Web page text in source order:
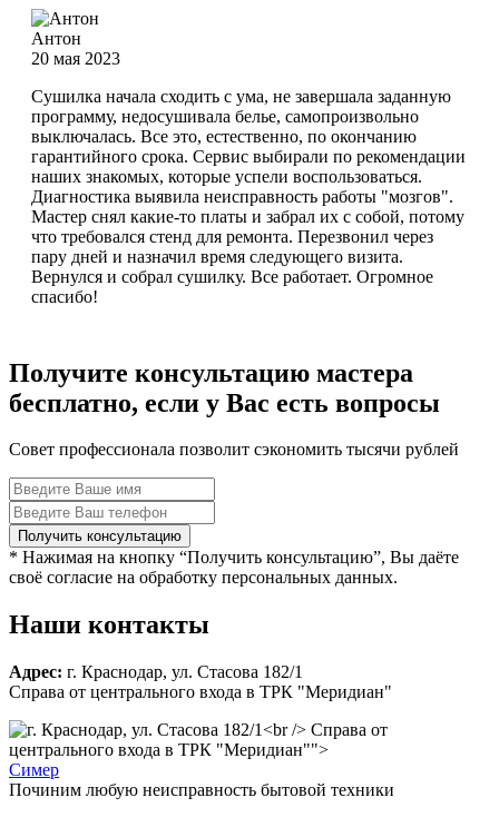
Антон
20 мая 2023
Сушилка начала сходить с ума, не завершала заданную
программу, недосушивала белье, самопроизвольно
выключалась. Все это, естественно, по окончанию
гарантийного срока. Сервис выбирали по рекомендации
наших знакомых, которые успели воспользоваться.
Диагностика выявила неисправность работы "мозгов".
Мастер снял какие-то платы и забрал их с собой, потому
что требовался стенд для ремонта. Перезвонил через
пару дней и назначил время следующего визита.
Вернулся и собрал сушилку. Все работает. Огромное
спасибо!
Получите консультацию мастера
бесплатно, если у Вас есть вопросы
Совет профессионала позволит сэкономить тысячи рублей
* Нажимая на кнопку “Получить консультацию”, Вы даёте
своё согласие на обработку персональных данных.
Наши контакты
Адрес: г. Краснодар, ул. Стасова 182/1
Справа от центрального входа в ТРК "Меридиан"
Справа от
центрального входа в ТРК "Меридиан"">
Симер
Починим любую неисправность бытовой техники